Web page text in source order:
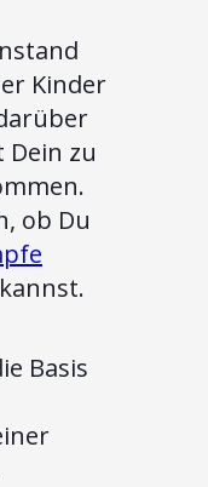
Kinder
zu
ob Du
kannst.
Basis